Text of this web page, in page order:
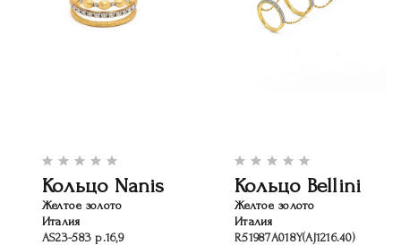
Кольцо Nanis
Желтое золото
Италия
AS23-583 р.16,9
Кольцо Bellini
Желтое золото
Италия
R51987A018Y(AJ1216.40)